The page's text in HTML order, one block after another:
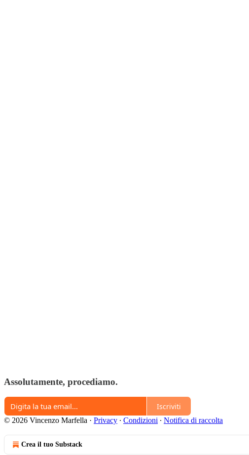
Assolutamente, procediamo.
Iscriviti
© 2026 Vincenzo Marfella · Privacy ∙ Condizioni ∙ Notifica di raccolta
Crea il tuo Substack